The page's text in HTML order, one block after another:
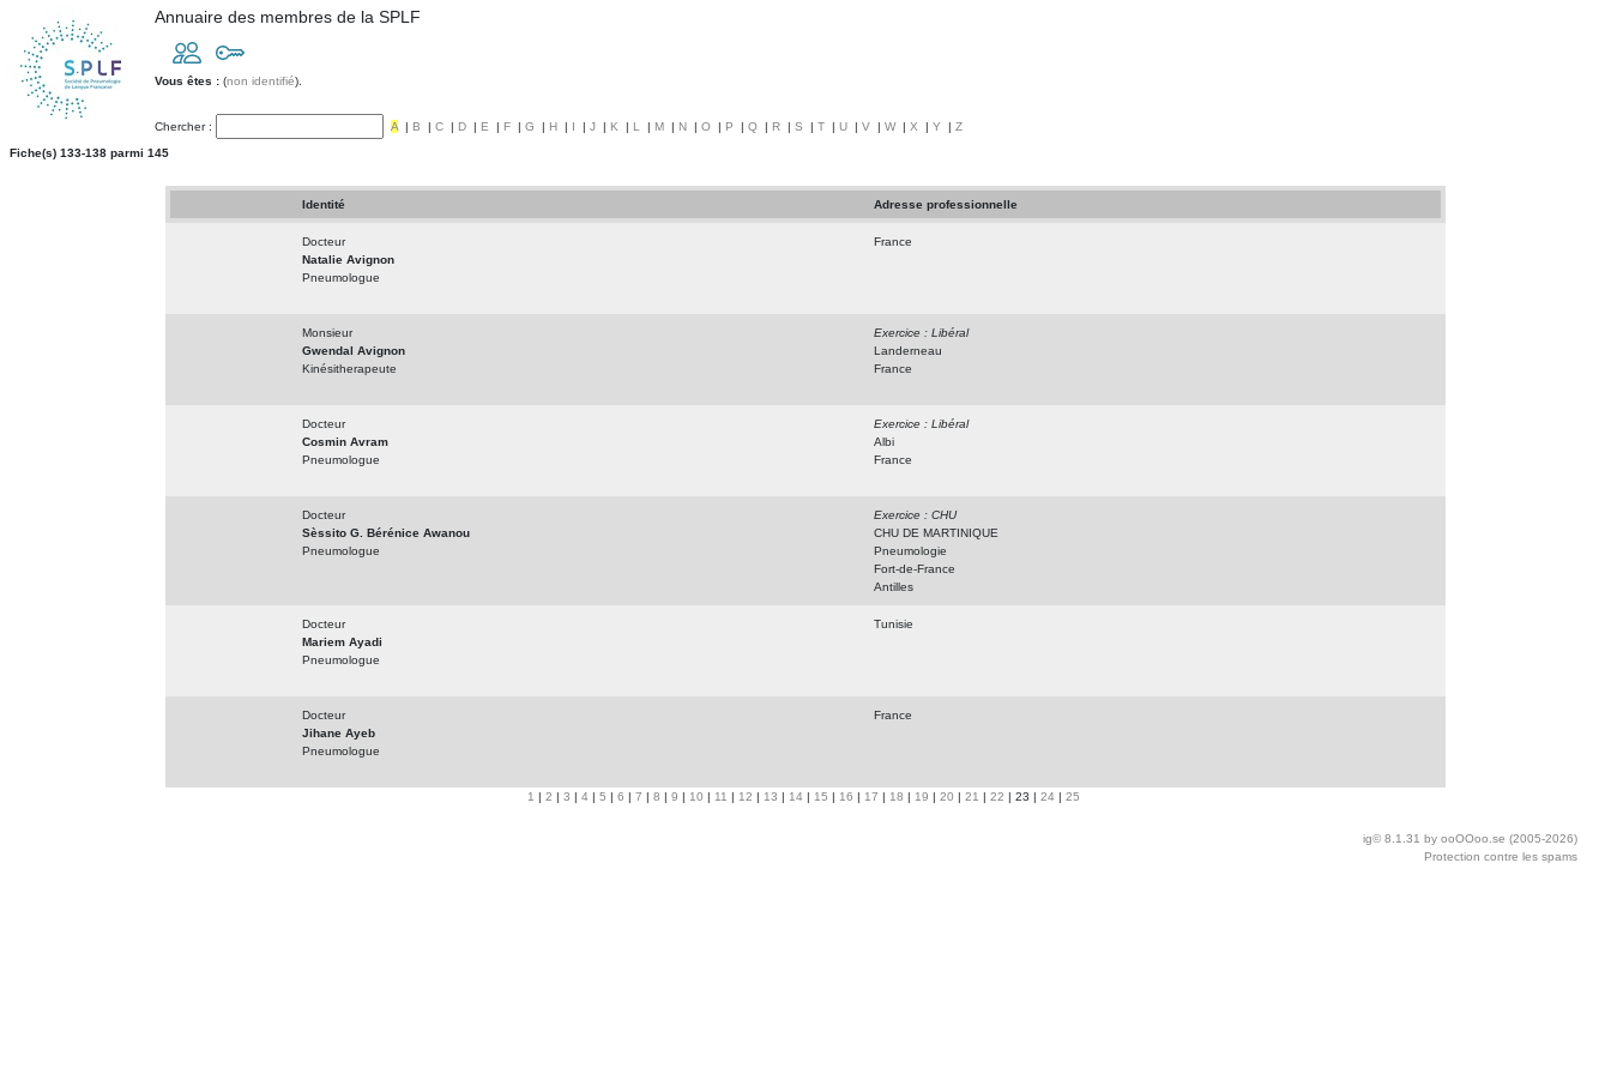
Annuaire des membres de la SPLF
Vous êtes : (non identifié).
Chercher : A | B | C | D | E | F | G | H | I | J | K | L | M | N | O | P | Q | R | S | T | U | V | W| X | Y | Z
Fiche(s) 133-138 parmi 145
Identité Adresse professionnelle
Docteur
Natalie Avignon
Pneumologue
France
Monsieur
Gwendal Avignon
Kinésitherapeute
Exercice : Libéral
Landerneau
France
Docteur
Cosmin Avram
Pneumologue
Exercice : Libéral
Albi
France
Docteur
Sèssito G. Bérénice Awanou
Pneumologue
Exercice : CHU
CHU DE MARTINIQUE
Pneumologie
Fort-de-France
Antilles
Docteur
Mariem Ayadi
Pneumologue
Tunisie
Docteur
Jihane Ayeb
Pneumologue
France
1 | 2 | 3 | 4 | 5 | 6 | 7 | 8 | 9 | 10 | 11 | 12 | 13 | 14 | 15 | 16 | 17 | 18 | 19 | 20 | 21 | 22 | 23 | 24 | 25
ig© 8.1.31 by ooOOoo.se (2005-2026)
Protection contre les spams